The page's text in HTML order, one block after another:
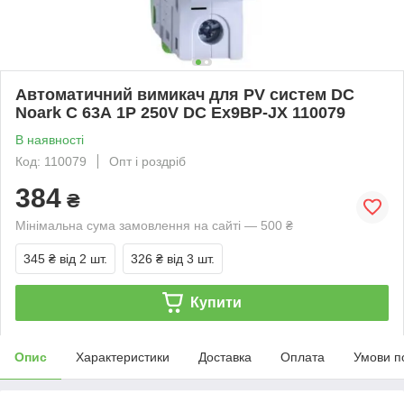
Автоматичний вимикач для PV систем DC
Noark C 63А 1P 250V DC Ex9BP-JX 110079
В наявності
Код: 110079
Опт і роздріб
384 ₴
Мінімальна сума замовлення на сайті — 500 ₴
345 ₴ від 2 шт. 326 ₴ від 3 шт.
Купити
Опис Характеристики Доставка Оплата Умови